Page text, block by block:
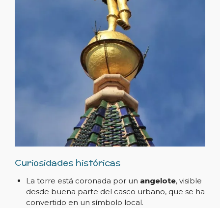
Curiosidades históricas
La torre está coronada por un angelote, visible
desde buena parte del casco urbano, que se ha
convertido en un símbolo local.